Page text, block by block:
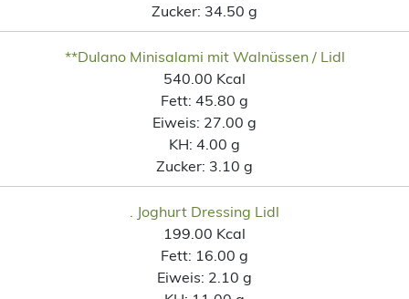
Zucker: 34.50 g
**Dulano Minisalami mit Walnüssen / Lidl
540.00 Kcal
Fett: 45.80 g
Eiweis: 27.00 g
KH: 4.00 g
Zucker: 3.10 g
. Joghurt Dressing Lidl
199.00 Kcal
Fett: 16.00 g
Eiweis: 2.10 g